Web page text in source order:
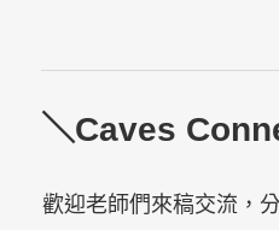
＼Caves
歡迎老師們來稿交流，